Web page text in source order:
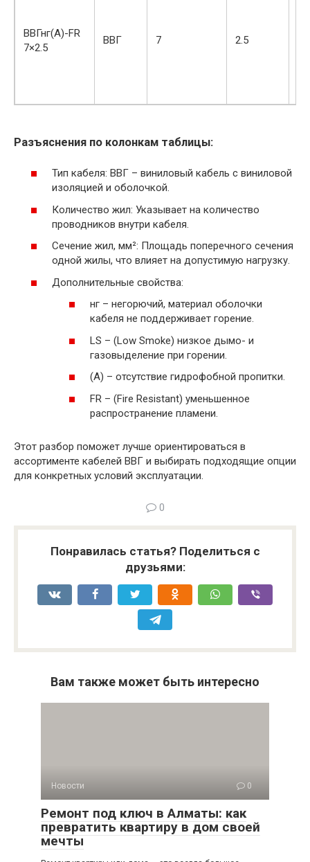
ВВГнг(А)-FR
7×2.5
ВВГ 7 2.5
Разъяснения по колонкам таблицы:
Тип кабеля: ВВГ – виниловый кабель с виниловой
изоляцией и оболочкой.
Количество жил: Указывает на количество
проводников внутри кабеля.
Сечение жил, мм²: Площадь поперечного сечения
одной жилы, что влияет на допустимую нагрузку.
Дополнительные свойства:
нг – негорючий, материал оболочки
кабеля не поддерживает горение.
LS – (Low Smoke) низкое дымо- и
газовыделение при горении.
(А) – отсутствие гидрофобной пропитки.
FR – (Fire Resistant) уменьшенное
распространение пламени.
Этот разбор поможет лучше ориентироваться в
ассортименте кабелей ВВГ и выбирать подходящие опции
для конкретных условий эксплуатации.
0
Понравилась статья? Поделиться с
друзьями:
Вам также может быть интересно
Новости 0
Ремонт под ключ в Алматы: как
превратить квартиру в дом своей
мечты